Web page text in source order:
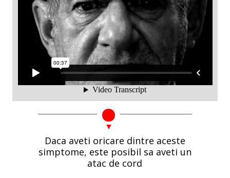
Daca aveti oricare dintre aceste
simptome, este posibil sa aveti un
atac de cord